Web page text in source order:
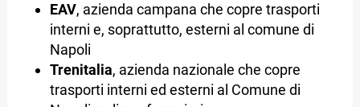
EAV, azienda campana che copre trasporti
interni e, soprattutto, esterni al comune di
Napoli
Trenitalia, azienda nazionale che copre
trasporti interni ed esterni al Comune di